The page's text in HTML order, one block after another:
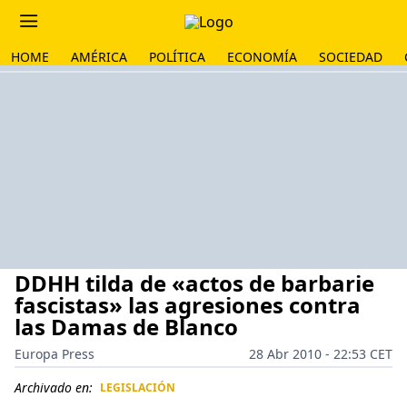
HOME AMÉRICA POLÍTICA ECONOMÍA SOCIEDAD
DDHH tilda de «actos de barbarie
fascistas» las agresiones contra
las Damas de Blanco
Europa Press
28 Abr 2010 - 22:53 CET
Archivado en: LEGISLACIÓN